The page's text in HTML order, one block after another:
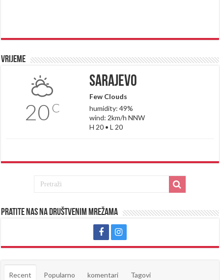
Vrijeme
20 C
Sarajevo
Few Clouds
humidity: 49%
wind: 2km/h NNW
H 20 • L 20
Pratite nas na društvenim mrežama
Recent Popularno komentari Tagovi